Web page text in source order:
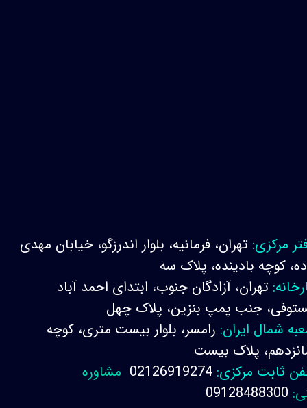
مرکزی: تهران، فرمانیه، بلوار اندرزگو، خیابان مهدی
کوچه بادینده، پلاک سه
تهران، آزادگان جنوب، ابتدای احمد آباد
جنب پمپ بنزین، پلاک چهل
شمال ایران: رامسر، بلوار بیست متری، کوچه
پلاک بیست
ثابت مرکزی:
مشاوره